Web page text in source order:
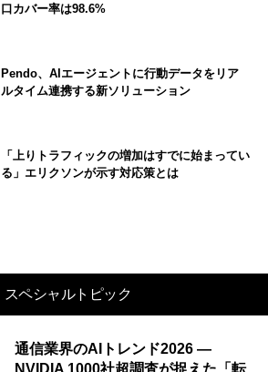
口カバー率は98.6%
Pendo、AIエージェントに行動データをリア
ルタイム連携する新ソリューション
「上りトラフィックの増加はすでに始まってい
る」エリクソンが示す対応策とは
スペシャルトピック
通信業界のAIトレンド2026 ―